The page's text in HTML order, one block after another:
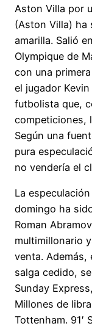
Aston Villa por
(Aston Villa) ha
amarilla. Salió
Olympique de
con una
el jugador
futbolista que,
competiciones,
Según una
pura
no vendería el
La
domingo ha
Roman
multimillonario
venta. Además,
salga cedido,
Sunday
Millones de
Tottenham. 91′